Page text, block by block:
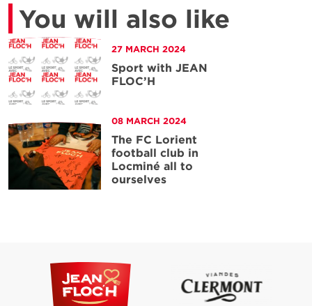
You will also like
27 MARCH 2024
Sport with JEAN
FLOC’H
article
08 MARCH 2024
The FC Lorient
football club in
Locminé all to
ourselves